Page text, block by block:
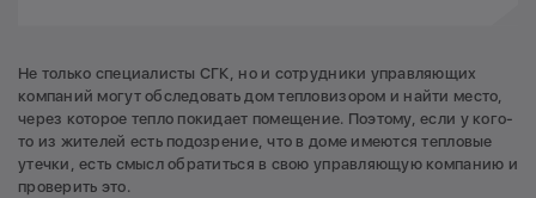
Не только специалисты СГК, но и сотрудники управляющих
компаний могут обследовать дом тепловизором и найти место,
через которое тепло покидает помещение. Поэтому, если у кого-
то из жителей есть подозрение, что в доме имеются тепловые
утечки, есть смысл обратиться в свою управляющую компанию и
проверить это.